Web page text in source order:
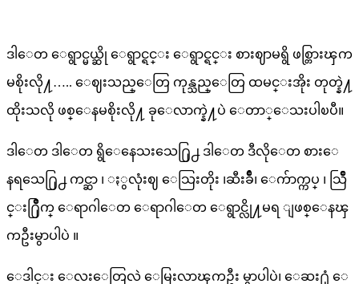
ဒါေတ ေရွာင္မယ္ဆို ေရွာင္ရင္း ေရွာင္ရင္း စားဈာမရွိ ဖစ္တြားၾက
မစိုးလို႔….. ေဈးသည္ေတြ ကုန္သည္ေတြ ထမင္းအိုး တုတ္နဲ႔
ထိုးသလို ဖစ္ေနမစိုးလို႔ ခုေလာက္နဲ႔ပဲ ေတာ္ေသးပါၿပီ။
ဒါေတ ဒါေတ ရွိေနေသးသေ႐ြ႕ ဒါေတ ဒီလိုေတ စားေ
နရသေ႐ြ႕ ကင္ဆာ ၊ ႏွလုံးဈ ေသြးတိုး ၊ဆီးခ်ိဳ၊ ေက်ာက္ကပ္ ၊ သြိဳ
င္း႐ြိဳက္ ေရာဂါေတ ေရာဂါေတ ေရွာင္လို႔မရ ျဖစ္ေနၾ
ကဦးမွာပါပဲ ။
ေဒါင္း ေလးေတြလဲ ေမြးလာၾကဦး မွာပါပဲ၊ ေဆး႐ုံ ေ